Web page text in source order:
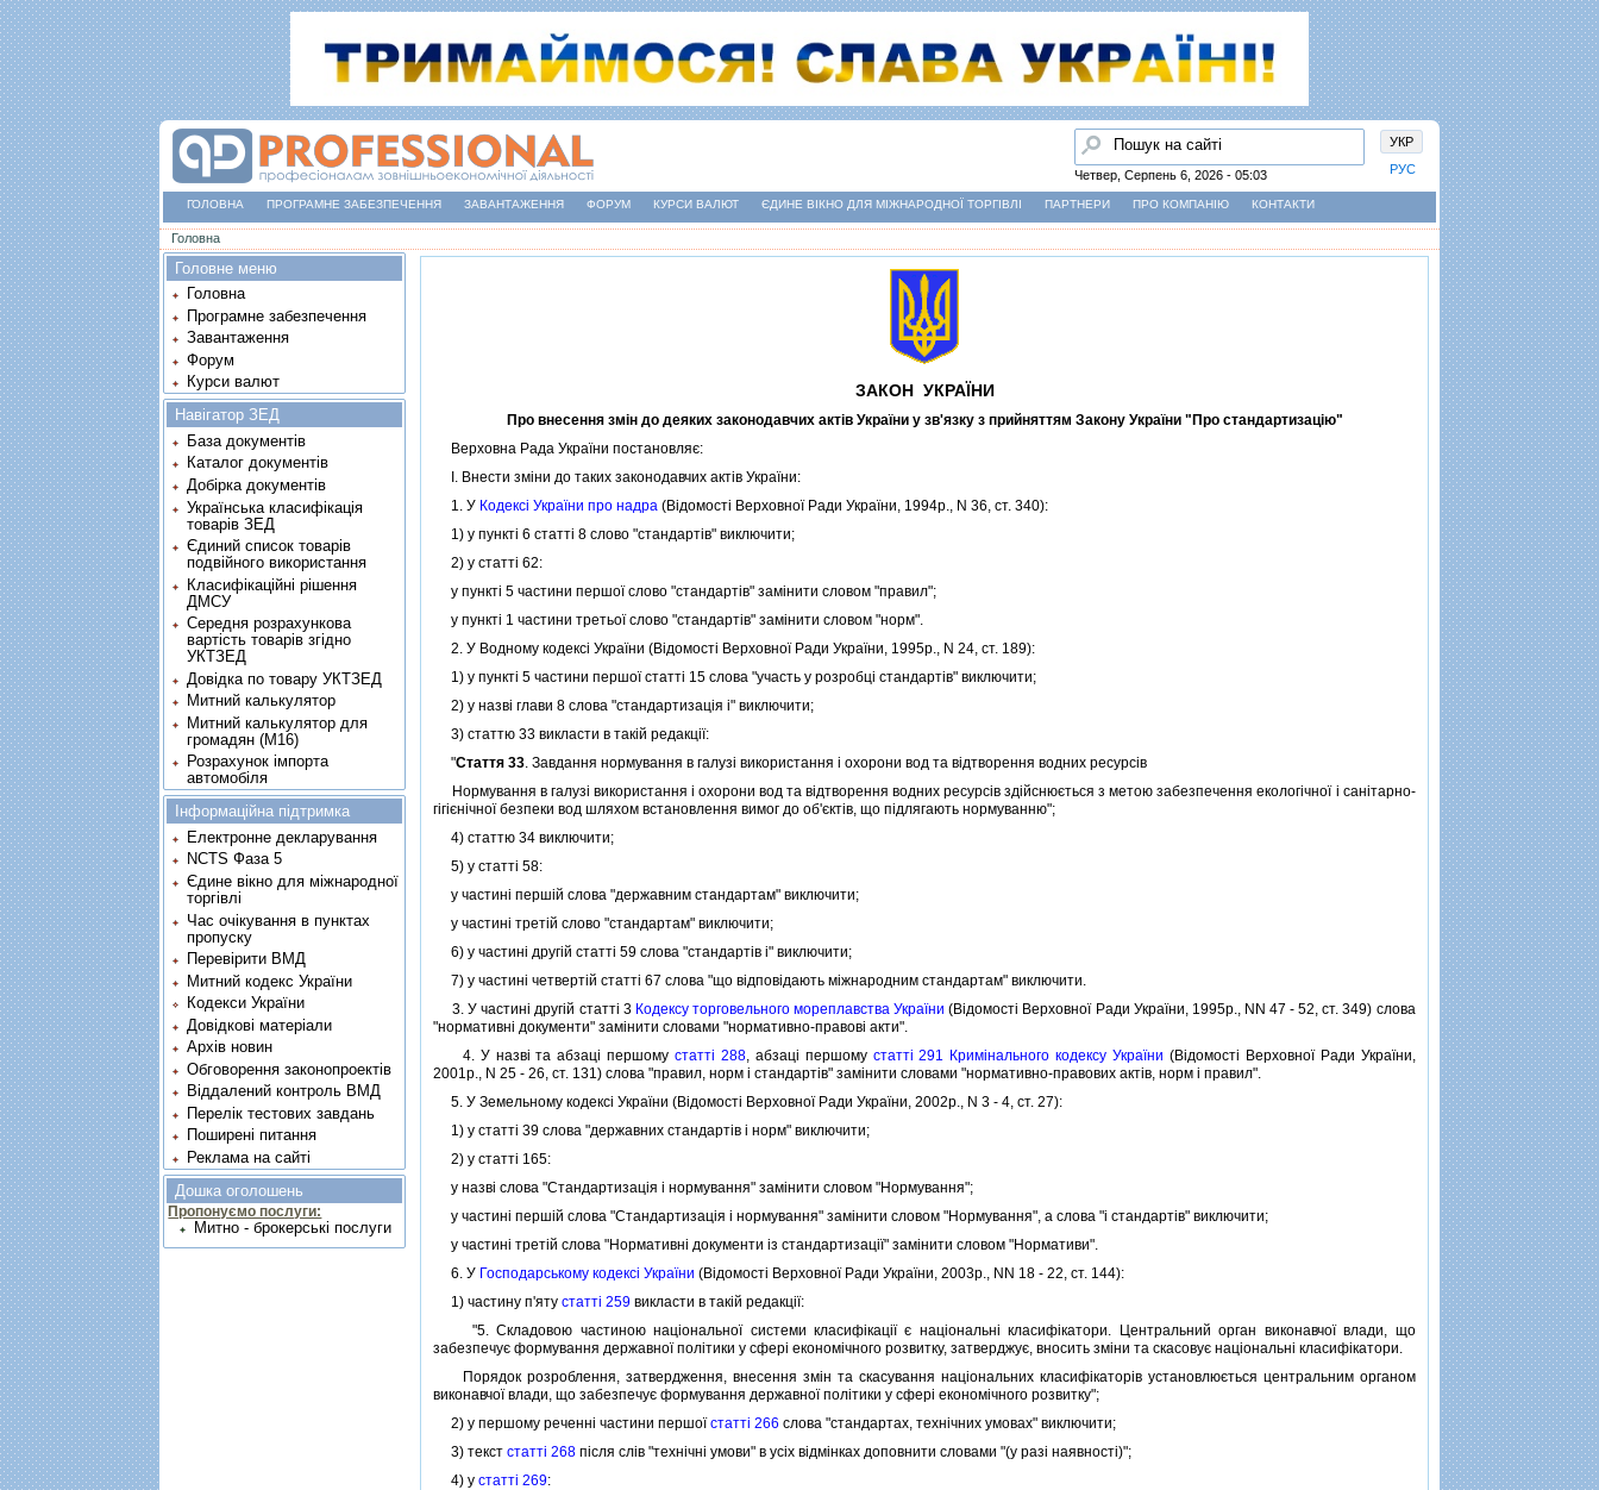
УКР
РУС
Пошук
Четвер, Серпень 6, 2026 - 05:03
ГОЛОВНА ПРОГРАМНЕ ЗАБЕЗПЕЧЕННЯ ЗАВАНТАЖЕННЯ ФОРУМ КУРСИ ВАЛЮТ ЄДИНЕ ВІКНО ДЛЯ МІЖНАРОДНОЇ ТОРГІВЛІ ПАРТНЕРИ ПРО КОМПАНІЮ КОНТАКТИ
Ви є тут
Головна
ЗАКОН УКРАЇНИ
Про внесення змiн до деяких законодавчих актiв України у зв'язку з прийняттям Закону України "Про стандартизацiю"
Верховна Рада України постановляє:
I. Внести змiни до таких законодавчих актiв України:
1. У Кодексi України про надра (Вiдомостi Верховної Ради України, 1994р., N 36, ст. 340):
1) у пунктi 6 статтi 8 слово "стандартiв" виключити;
2) у статтi 62:
у пунктi 5 частини першої слово "стандартiв" замiнити словом "правил";
у пунктi 1 частини третьої слово "стандартiв" замiнити словом "норм".
2. У Водному кодексi України (Вiдомостi Верховної Ради України, 1995р., N 24, ст. 189):
1) у пунктi 5 частини першої статтi 15 слова "участь у розробцi стандартiв" виключити;
2) у назвi глави 8 слова "стандартизацiя i" виключити;
3) статтю 33 викласти в такiй редакцiї:
"Стаття 33 . Завдання нормування в галузi використання i охорони вод та вiдтворення водних ресурсiв
Нормування в галузi використання i охорони вод та вiдтворення водних ресурсiв здiйснюється з метою забезпечення екологiчної i санiтарно-
гiгiєнiчної безпеки вод шляхом встановлення вимог до об'єктiв, що пiдлягають нормуванню";
4) статтю 34 виключити;
5) у статтi 58:
у частинi першiй слова "державним стандартам" виключити;
у частинi третiй слово "стандартам" виключити;
6) у частинi другiй статтi 59 слова "стандартiв i" виключити;
7) у частинi четвертiй статтi 67 слова "що вiдповiдають мiжнародним стандартам" виключити.
3. У частинi другiй статтi 3 Кодексу торговельного мореплавства України (Вiдомостi Верховної Ради України, 1995р., NN 47 - 52, ст. 349) слова
"нормативнi документи" замiнити словами "нормативно-правовi акти".
4. У назвi та абзацi першомустаттi 288, абзацi першому статтi 291 Кримiнального кодексу України (Вiдомостi Верховної Ради України,
2001р., N 25 - 26, ст. 131) слова "правил, норм i стандартiв" замiнити словами "нормативно-правових актiв, норм i правил".
5. У Земельному кодексi України (Вiдомостi Верховної Ради України, 2002р., N 3 - 4, ст. 27):
1) у статтi 39 слова "державних стандартiв i норм" виключити;
2) у статтi 165:
у назвi слова "Стандартизацiя i нормування" замiнити словом "Нормування";
у частинi першiй слова "Стандартизацiя i нормування" замiнити словом "Нормування", а слова "i стандартiв" виключити;
у частинi третiй слова "Нормативнi документи iз стандартизацiї" замiнити словом "Нормативи".
6. У Господарському кодексi України (Вiдомостi Верховної Ради України, 2003р., NN 18 - 22, ст. 144):
1) частину п'ятустаттi 259 викласти в такiй редакцiї:
"5. Складовою частиною нацiональної системи класифiкацiї є нацiональнi класифiкатори. Центральний орган виконавчої влади, що
забезпечує формування державної полiтики у сферi економiчного розвитку, затверджує, вносить змiни та скасовує нацiональнi класифiкатори.
Порядок розроблення, затвердження, внесення змiн та скасування нацiональних класифiкаторiв установлюється центральним органом
виконавчої влади, що забезпечує формування державної полiтики у сферi економiчного розвитку";
2) у першому реченнi частини першоїстаттi 266 слова "стандартах, технiчних умовах" виключити;
3) текстстаттi 268 пiсля слiв "технiчнi умови" в усiх вiдмiнках доповнити словами "(у разi наявностi)";
4) устаттi 269:
Головне меню
Головна
Програмне забезпечення
Завантаження
Форум
Курси валют
Навігатор ЗЕД
База документів
Каталог документів
Добірка документів
Українська класифікація
товарів ЗЕД
Єдиний список товарів
подвійного використання
Класифікаційні рішення
ДМСУ
Середня розрахункова
вартість товарів згідно
УКТЗЕД
Довідка по товару УКТЗЕД
Митний калькулятор
Митний калькулятор для
громадян (М16)
Розрахунок імпорта
автомобіля
Інформаційна підтримка
Електронне декларування
NCTS Фаза 5
Єдине вікно для міжнародної
торгівлі
Час очікування в пунктах
пропуску
Перевірити ВМД
Митний кодекс України
Кодекси України
Довідкові матеріали
Архів новин
Обговорення законопроектів
Віддалений контроль ВМД
Перелік тестових завдань
Поширені питання
Реклама на сайті
Дошка оголошень
Пропонуємо послуги:
Митно - брокерські послуги